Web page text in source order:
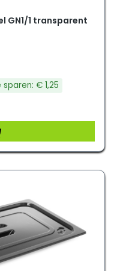
GN1/1 transparent
sparen: € 1,25